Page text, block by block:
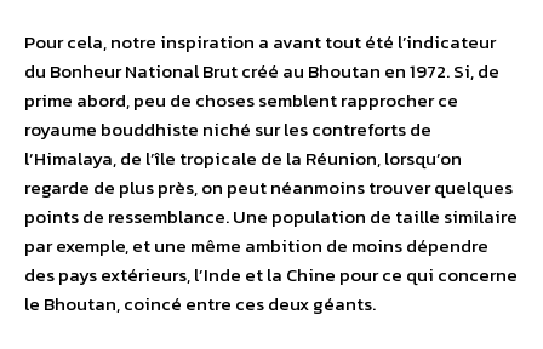
Pour cela, notre inspiration a avant tout été l’indicateur
du Bonheur National Brut créé au Bhoutan en 1972. Si, de
prime abord, peu de choses semblent rapprocher ce
royaume bouddhiste niché sur les contreforts de
l’Himalaya, de l’île tropicale de la Réunion, lorsqu’on
regarde de plus près, on peut néanmoins trouver quelques
points de ressemblance. Une population de taille similaire
par exemple, et une même ambition de moins dépendre
des pays extérieurs, l’Inde et la Chine pour ce qui concerne
le Bhoutan, coincé entre ces deux géants.